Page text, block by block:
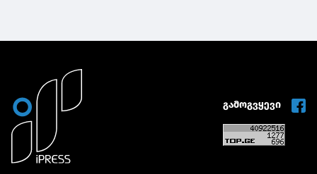
გამოგვყევი